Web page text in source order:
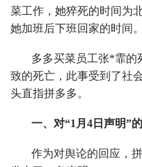
菜工作，她猝死的时间为
她加班后下班回家的时间。
多多买菜员工张*霏的
致的死亡，此事受到了社
头直指拼多多。
一、对“1 月4日声明”
作为对舆论的回应，